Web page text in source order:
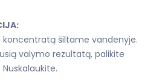
koncentratą šiltame vandenyje.
valymo rezultatą, palikite